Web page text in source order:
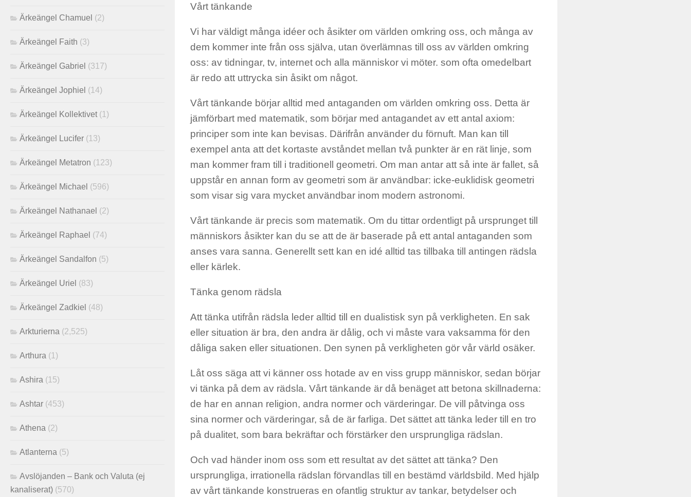
Vårt tänkande
Vi har väldigt många idéer och åsikter om världen omkring oss, och många av
dem kommer inte från oss själva, utan överlämnas till oss av världen omkring
oss: av tidningar, tv, internet och alla människor vi möter. som ofta omedelbart
är redo att uttrycka sin åsikt om något.
Vårt tänkande börjar alltid med antaganden om världen omkring oss. Detta är
jämförbart med matematik, som börjar med antagandet av ett antal axiom:
principer som inte kan bevisas. Därifrån använder du förnuft. Man kan till
exempel anta att det kortaste avståndet mellan två punkter är en rät linje, som
man kommer fram till i traditionell geometri. Om man antar att så inte är fallet, så
uppstår en annan form av geometri som är användbar: icke-euklidisk geometri
som visar sig vara mycket användbar inom modern astronomi.
Vårt tänkande är precis som matematik. Om du tittar ordentligt på ursprunget till
människors åsikter kan du se att de är baserade på ett antal antaganden som
anses vara sanna. Generellt sett kan en idé alltid tas tillbaka till antingen rädsla
eller kärlek.
Tänka genom rädsla
Att tänka utifrån rädsla leder alltid till en dualistisk syn på verkligheten. En sak
eller situation är bra, den andra är dålig, och vi måste vara vaksamma för den
dåliga saken eller situationen. Den synen på verkligheten gör vår värld osäker.
Låt oss säga att vi känner oss hotade av en viss grupp människor, sedan börjar
vi tänka på dem av rädsla. Vårt tänkande är då benäget att betona skillnaderna:
de har en annan religion, andra normer och värderingar. De vill påtvinga oss
sina normer och värderingar, så de är farliga. Det sättet att tänka leder till en tro
på dualitet, som bara bekräftar och förstärker den ursprungliga rädslan.
Och vad händer inom oss som ett resultat av det sättet att tänka? Den
ursprungliga, irrationella rädslan förvandlas till en bestämd världsbild. Med hjälp
av vårt tänkande konstrueras en ofantlig struktur av tankar, betydelser och
Ärkeängel Chamuel (2)
Ärkeängel Faith (3)
Ärkeängel Gabriel (317)
Ärkeängel Jophiel (14)
Ärkeängel Kollektivet (1)
Ärkeängel Lucifer (13)
Ärkeängel Metatron (123)
Ärkeängel Michael (596)
Ärkeängel Nathanael (2)
Ärkeängel Raphael (74)
Ärkeängel Sandalfon (5)
Ärkeängel Uriel (83)
Ärkeängel Zadkiel (48)
Arkturierna (2,525)
Arthura (1)
Ashira (15)
Ashtar (453)
Athena (2)
Atlanterna (5)
Avslöjanden – Bank och Valuta (ej
kanaliserat) (570)